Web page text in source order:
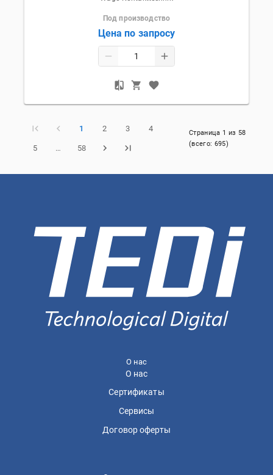
Под производство
Цена по запросу
1 2 3 4
5 … 58
Страница 1 из 58
(всего: 695)
О нас
О нас
Сертификаты
Сервисы
Договор оферты